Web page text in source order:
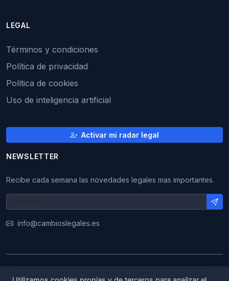
LEGAL
Términos y condiciones
Política de privacidad
Política de cookies
Uso de inteligencia artificial
Activar mi radar legal
NEWSLETTER
Recibe cada semana las novedades legales mas importantes.
info@cambioslegales.es